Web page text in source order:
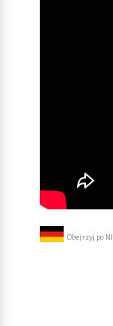
Obejrzyj po N